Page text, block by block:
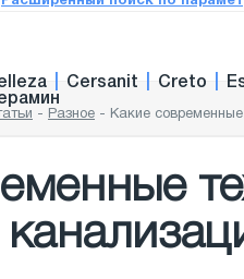
Cersanit Creto
- Разное - Какие